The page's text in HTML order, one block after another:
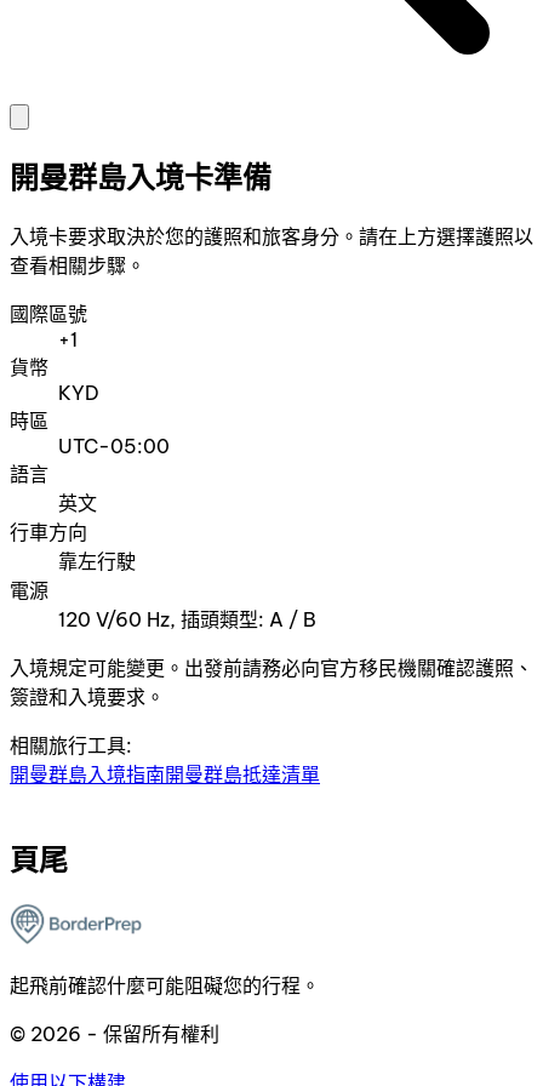
開曼群島入境卡準備
入境卡要求取決於您的護照和旅客身分。請在上方選擇護照以
查看相關步驟。
國際區號
+1
貨幣
KYD
時區
UTC-05:00
語言
英文
行車方向
靠左行駛
電源
120 V/60 Hz, 插頭類型: A / B
入境規定可能變更。出發前請務必向官方移民機關確認護照、
簽證和入境要求。
相關旅行工具:
開曼群島入境指南開曼群島抵達清單
頁尾
起飛前確認什麼可能阻礙您的行程。
© 2026 - 保留所有權利